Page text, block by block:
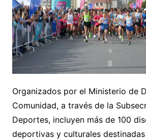
Organizados por el Ministerio de
Comunidad, a través de la
Deportes, incluyen más de 100
deportivas y culturales